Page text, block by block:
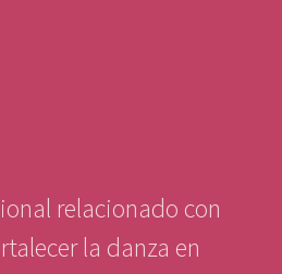
relacionado con
la danza en